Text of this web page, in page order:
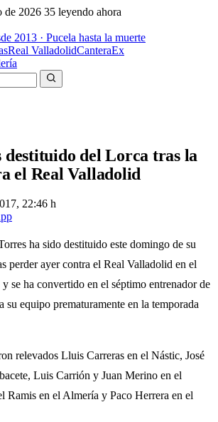
de 2026 35 leyendo ahora
2013 · Pucela hasta la muerte
Real ValladolidCanteraEx
del Lorca tras la
el Real Valladolid
22:46 h
ha sido destituido este domingo de su
perder ayer contra el Real Valladolid en el
se ha convertido en el séptimo entrenador de
su equipo prematuramente en la temporada
relevados Lluis Carreras en el Nástic, José
Luis Carrión y Juan Merino en el
Ramis en el Almería y Paco Herrera en el